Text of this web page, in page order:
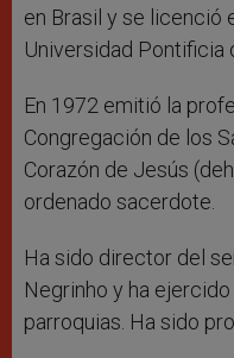
en Brasil y se licenció
Universidad Pontificia
En 1972 emitió la
Congregación de los
Corazón de Jesús
ordenado sacerdote.
Ha sido director del
Negrinho y ha
parroquias. Ha sido